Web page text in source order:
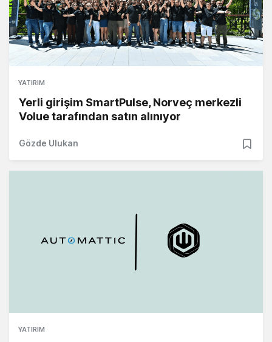
YATIRIM
Yerli girişim SmartPulse, Norveç merkezli
Volue tarafından satın alınıyor
Gözde Ulukan
YATIRIM